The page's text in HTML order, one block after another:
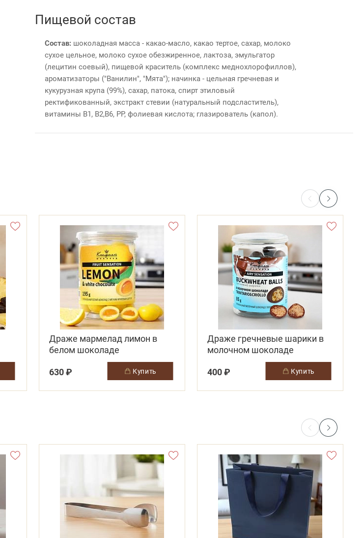
Пищевой состав
Состав: шоколадная масса - какао-масло, какао тертое, сахар, молоко
сухое цельное, молоко сухое обезжиренное, лактоза, эмульгатор
(лецитин соевый), пищевой краситель (комплекс меднохлорофиллов),
ароматизаторы ("Ванилин", "Мята"); начинка - цельная гречневая и
кукурузная крупа (99%), сахар, патока, спирт этиловый
ректификованный, экстракт стевии (натуральный подсластитель),
витамины В1, В2,В6, РР, фолиевая кислота; глазирователь (капол).
Драже мармелад лимон в
белом шоколаде
630 ₽
купить
Драже гречневые шарики в
молочном шоколаде
400 ₽
купить